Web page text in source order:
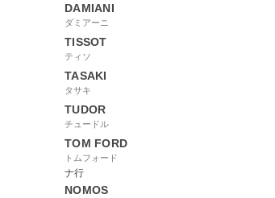
DAMIANI
ダミアーニ
TISSOT
ティソ
TASAKI
タサキ
TUDOR
チュードル
TOM FORD
トムフォード
ナ行
NOMOS